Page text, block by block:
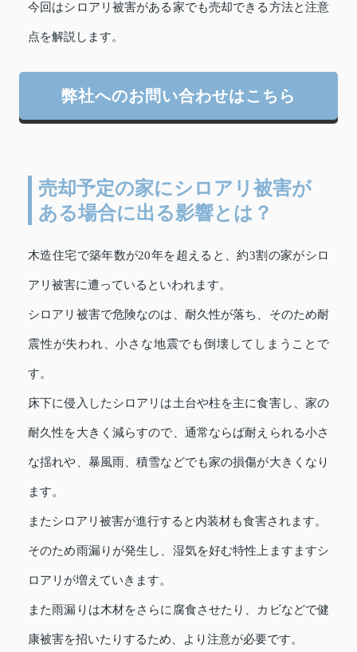
今回はシロアリ被害がある家でも売却できる方法と注意
点を解説します。
弊社へのお問い合わせはこちら
売却予定の家にシロアリ被害が
ある場合に出る影響とは？
木造住宅で築年数が20年を超えると、約3割の家がシロ
アリ被害に遭っているといわれます。
シロアリ被害で危険なのは、耐久性が落ち、そのため耐
震性が失われ、小さな地震でも倒壊してしまうことで
す。
床下に侵入したシロアリは土台や柱を主に食害し、家の
耐久性を大きく減らすので、通常ならば耐えられる小さ
な揺れや、暴風雨、積雪などでも家の損傷が大きくなり
ます。
またシロアリ被害が進行すると内装材も食害されます。
そのため雨漏りが発生し、湿気を好む特性上ますますシ
ロアリが増えていきます。
また雨漏りは木材をさらに腐食させたり、カビなどで健
康被害を招いたりするため、より注意が必要です。